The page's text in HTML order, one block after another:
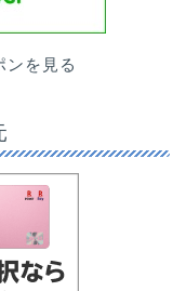
ンを見る